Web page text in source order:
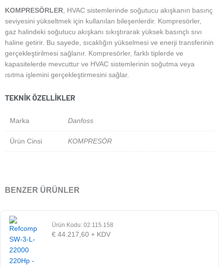
KOMPRESÖRLER, HVAC sistemlerinde soğutucu akışkanın basınç
seviyesini yükseltmek için kullanılan bileşenlerdir. Kompresörler,
gaz halindeki soğutucu akışkanı sıkıştırarak yüksek basınçlı sıvı
haline getirir. Bu sayede, sıcaklığın yükselmesi ve enerji transferinin
gerçekleştirilmesi sağlanır. Kompresörler, farklı tiplerde ve
kapasitelerde mevcuttur ve HVAC sistemlerinin soğutma veya
ısıtma işlemini gerçekleştirmesini sağlar.
TEKNIK ÖZELLIKLER
Marka Danfoss
Ürün Cinsi KOMPRESÖR
BENZER ÜRÜNLER
Ürün Kodu: 02.115.158
€ 44.217,60 + KDV